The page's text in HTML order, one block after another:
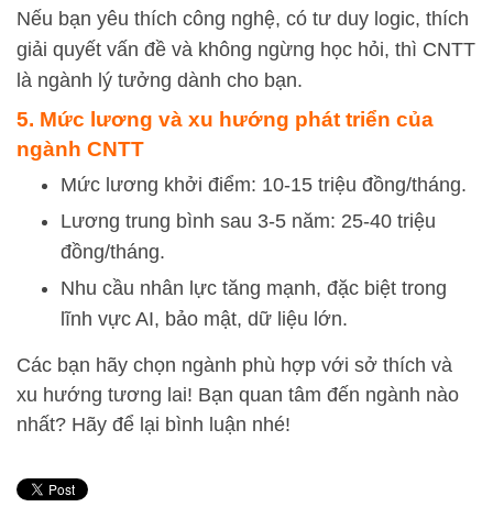
Nếu bạn yêu thích công nghệ, có tư duy logic, thích
giải quyết vấn đề và không ngừng học hỏi, thì CNTT
là ngành lý tưởng dành cho bạn.
5. Mức lương và xu hướng phát triển của
ngành CNTT
Mức lương khởi điểm: 10-15 triệu đồng/tháng.
Lương trung bình sau 3-5 năm: 25-40 triệu
đồng/tháng.
Nhu cầu nhân lực tăng mạnh, đặc biệt trong
lĩnh vực AI, bảo mật, dữ liệu lớn.
Các bạn hãy chọn ngành phù hợp với sở thích và
xu hướng tương lai! Bạn quan tâm đến ngành nào
nhất? Hãy để lại bình luận nhé!